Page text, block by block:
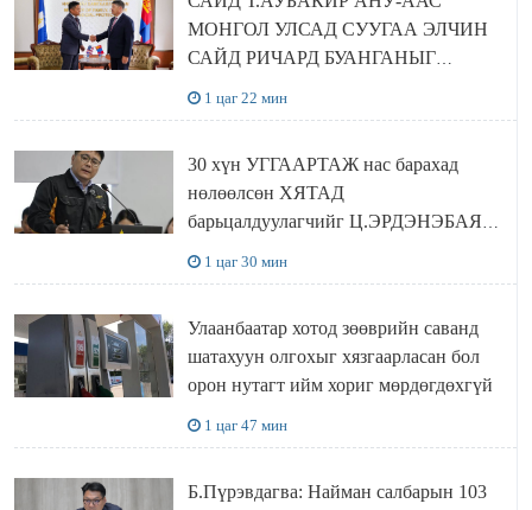
МОНГОЛ УЛСАД СУУГАА ЭЛЧИН
САЙД РИЧАРД БУАНГАНЫГ
1 цаг 22 мин
30 хүн УГГААРТАЖ нас барахад
нөлөөлсөн ХЯТАД
барьцалдуулагчийг Ц.ЭРДЭНЭБАЯР
1 цаг 30 мин
Улаанбаатар хотод зөөврийн саванд
шатахуун олгохыг хязгаарласан бол
орон нутагт ийм хориг мөрдөгдөхгүй
1 цаг 47 мин
Б.Пүрэвдагва: Найман салбарын 103